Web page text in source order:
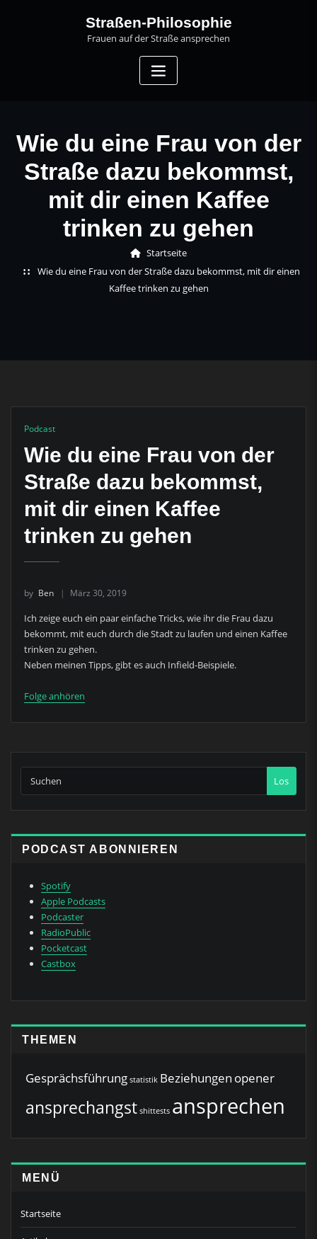
Straßen-Philosophie
Frauen auf der Straße ansprechen
Wie du eine Frau von der
Straße dazu bekommst,
mit dir einen Kaffee
trinken zu gehen
Startseite
Wie du eine Frau von der Straße dazu bekommst, mit dir einen
Kaffee trinken zu gehen
Podcast
Wie du eine Frau von der
Straße dazu bekommst,
mit dir einen Kaffee
trinken zu gehen
by Ben März 30, 2019
Ich zeige euch ein paar einfache Tricks, wie ihr die Frau dazu
bekommt, mit euch durch die Stadt zu laufen und einen Kaffee
trinken zu gehen.
Neben meinen Tipps, gibt es auch Infield-Beispiele.
Folge anhören
Los
PODCAST ABONNIEREN
Spotify
Apple Podcasts
Podcaster
RadioPublic
Pocketcast
Castbox
THEMEN
Gesprächsführung statistik Beziehungen opener
ansprechangst shittests ansprechen
MENÜ
Startseite